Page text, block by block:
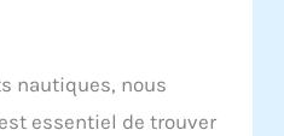
nautiques, nous
essentiel de trouver